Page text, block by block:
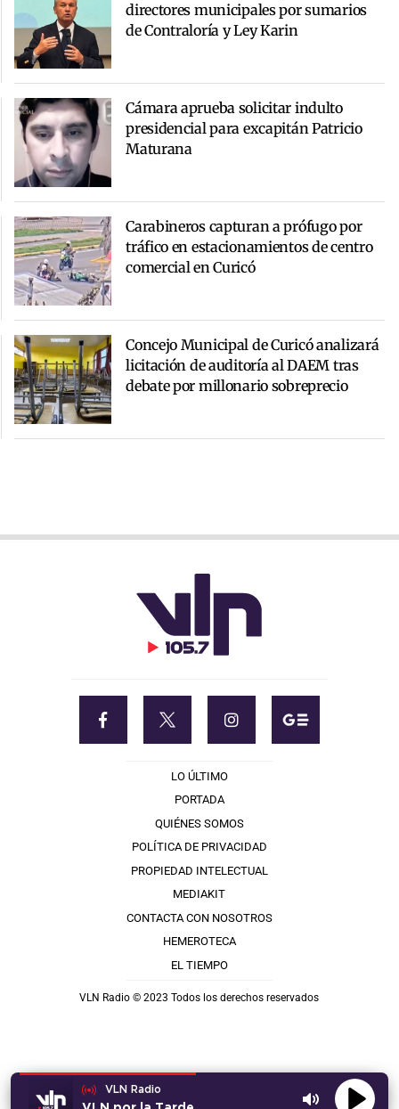
directores municipales por sumarios
de Contraloría y Ley Karin
Cámara aprueba solicitar indulto
presidencial para excapitán Patricio
Maturana
Carabineros capturan a prófugo por
tráfico en estacionamientos de centro
comercial en Curicó
Concejo Municipal de Curicó analizará
licitación de auditoría al DAEM tras
debate por millonario sobreprecio
VLN Radio
LO ÚLTIMO
PORTADA
QUIÉNES SOMOS
POLÍTICA DE PRIVACIDAD
PROPIEDAD INTELECTUAL
MEDIAKIT
CONTACTA CON NOSOTROS
HEMEROTECA
EL TIEMPO
VLN Radio © 2023 Todos los derechos reservados